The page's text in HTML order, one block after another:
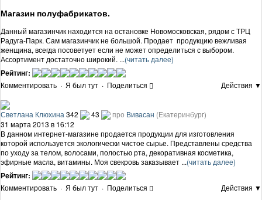
Магазин полуфабрикатов.
Данный магазинчик находится на остановке Новомосковская, рядом с ТРЦ
Радуга-Парк. Сам магазинчик не большой. Продает продукцию вежливая
женщина, всегда посоветует если не может определиться с выбором.
Ассортимент достаточно широкий. ...(читать далее)
Рейтинг:
Комментировать · Я был тут · Поделиться Действия ▼
Светлана Клюхина 342 43 про Вивасан (Екатеринбург)
31 марта 2013 в 16:12
В данном интернет-магазине продается продукции для изготовления
которой используется экологически чистое сырье. Представлены средства
по уходу за телом, волосами, полостью рта, декоративная косметика,
эфирные масла, витамины. Моя свекровь заказывает ...(читать далее)
Рейтинг:
Комментировать · Я был тут · Поделиться Действия ▼